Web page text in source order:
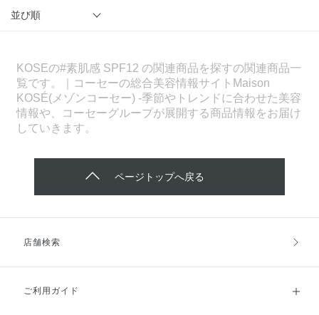
並び順
KOSEの#素肌感 SPF12 の関連商品を探すの関連商品一
覧です。｜コーセーの総合美容情報サイトMaison
KOSÉ(メゾンコーセー) -季節やトレンドに合わせた美容
情報や、コーセーグループが展開する商品情報をお届け
していきます。
ページトップへ戻る
店舗検索
ご利用ガイド